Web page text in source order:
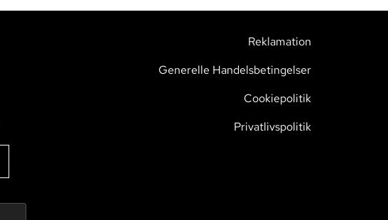
Reklamation
Generelle Handelsbetingelser
Cookiepolitik
Privatlivspolitik